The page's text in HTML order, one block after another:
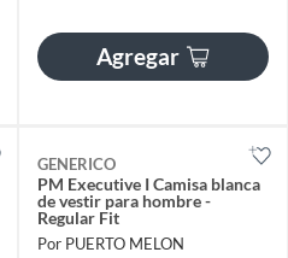
Agregar
GENERICO
PM Executive I Camisa blanca
de vestir para hombre -
Regular Fit
Por PUERTO MELON